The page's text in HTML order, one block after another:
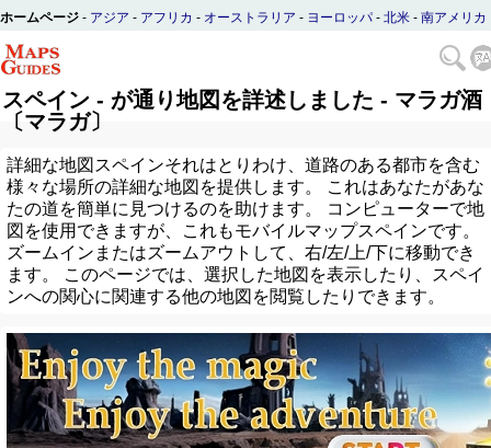
ホームページ - アジア - アフリカ - オーストラリア - ヨーロッパ - 北米 - 南アメリカ
スペイン - が通り地図を詳述しました - マラガ酒
〔マラガ〕
詳細な地図スペインそれはとりわけ、道路のある都市を含む
様々な場所の詳細な地図を提供します。 これはあなたがあな
たの道を簡単に見つけるのを助けます。 コンピューターで地
図を使用できますが、これもモバイルマップスペインです。
ズームインまたはズームアウトして、右/左/上/下に移動でき
ます。 このページでは、選択した地図を表示したり、スペイ
ンへの関心に関連する他の地図を閲覧したりできます。